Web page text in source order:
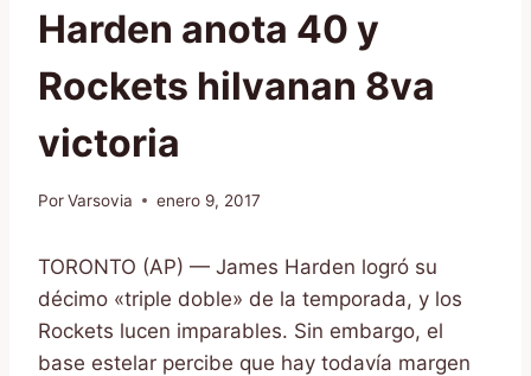
Harden anota 40 y
Rockets hilvanan 8va
victoria
PorVarsovia enero 9, 2017
TORONTO (AP) — James Harden logró su
décimo «triple doble» de la temporada, y los
Rockets lucen imparables. Sin embargo, el
base estelar percibe que hay todavía margen